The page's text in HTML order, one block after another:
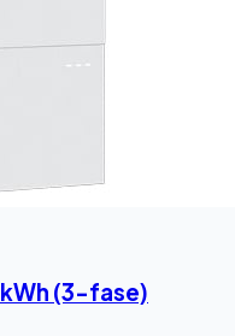
(3-fase)